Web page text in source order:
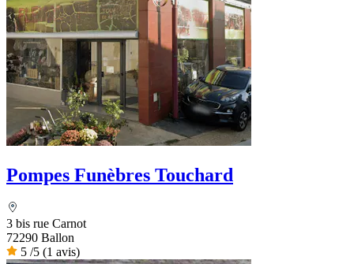
Pompes Funèbres Touchard
3 bis rue Carnot
72290 Ballon
5 /5 (1 avis)